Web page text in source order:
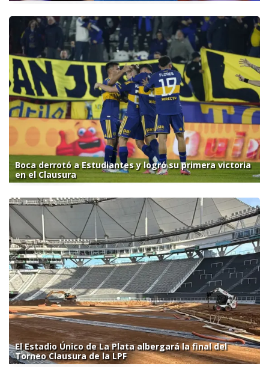
Boca derrotó a Estudiantes y logró su primera victoria
en el Clausura
El Estadio Único de La Plata albergará la final del
Torneo Clausura de la LPF